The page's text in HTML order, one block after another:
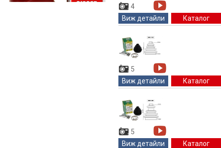
4
Виж детайли
Каталог
5
Виж детайли
Каталог
5
Виж детайли
Каталог